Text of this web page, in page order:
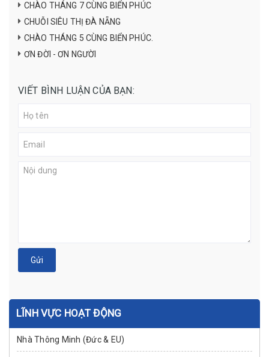
CHÀO THÁNG 7 CÙNG BIỂN PHÚC
CHUỖI SIÊU THỊ ĐÀ NẴNG
CHÀO THÁNG 5 CÙNG BIỂN PHÚC.
ƠN ĐỜI - ƠN NGƯỜI
VIẾT BÌNH LUẬN CỦA BẠN:
Gửi
LĨNH VỰC HOẠT ĐỘNG
Nhà Thông Minh (Đức & EU)